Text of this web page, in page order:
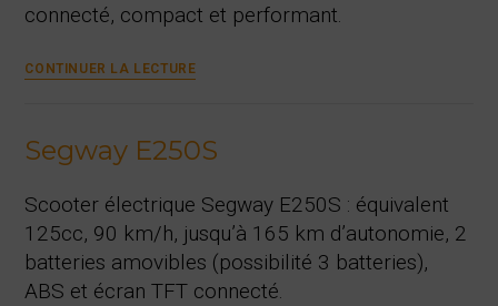
connecté, compact et performant.
CONTINUER LA LECTURESegway
E150S
Segway E250S
Scooter électrique Segway E250S : équivalent
125cc, 90 km/h, jusqu’à 165 km d’autonomie, 2
batteries amovibles (possibilité 3 batteries),
ABS et écran TFT connecté.